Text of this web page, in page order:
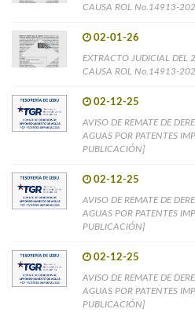
CAUSA ROL No.14913-
02-01-26
EXTRACTO JUDICIAL DEL
CAUSA ROL No.14913-
02-12-25
AVISO DE REMATE DE
AGUAS POR PATENTES
PUBLICACIÓN]
02-12-25
AVISO DE REMATE DE
AGUAS POR PATENTES
PUBLICACIÓN]
02-12-25
AVISO DE REMATE DE
AGUAS POR PATENTES
PUBLICACIÓN]